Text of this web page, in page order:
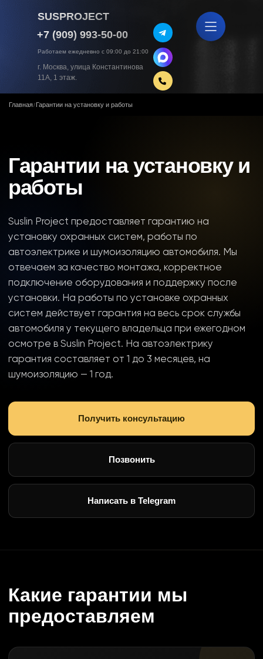
Работаем ежедневно с 09:00 до 21:00
SUSPROJECT
+7 (909) 993-50-00
г. Москва, улица Константинова
11А, 1 этаж.
Главная/Гарантии на установку и работы
Гарантии на установку и
работы
Suslin Project предоставляет гарантию на
установку охранных систем, работы по
автоэлектрике и шумоизоляцию автомобиля. Мы
отвечаем за качество монтажа, корректное
подключение оборудования и поддержку после
установки. На работы по установке охранных
систем действует гарантия на весь срок службы
автомобиля у текущего владельца при ежегодном
осмотре в Suslin Project. На автоэлектрику
гарантия составляет от 1 до 3 месяцев, на
шумоизоляцию — 1 год.
Получить консультацию
Позвонить
Написать в Telegram
Какие гарантии мы
предоставляем